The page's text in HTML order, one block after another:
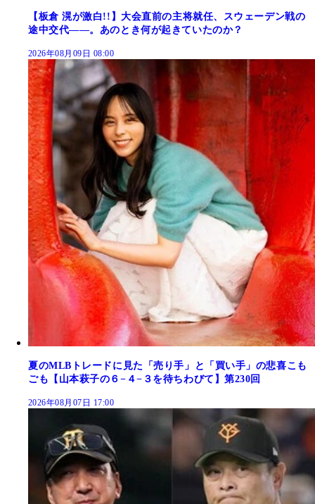
【板倉 滉が激白!!】大会直前の主将就任、スウェーデン戦の
途中交代――。あのとき何が起きていたのか？
2026年08月09日 08:00
夏のMLBトレードに見た「売り手」と「買い手」の悲喜こも
ごも【山本萩子の６−４−３を待ちわびて】第230回
2026年08月07日 17:00